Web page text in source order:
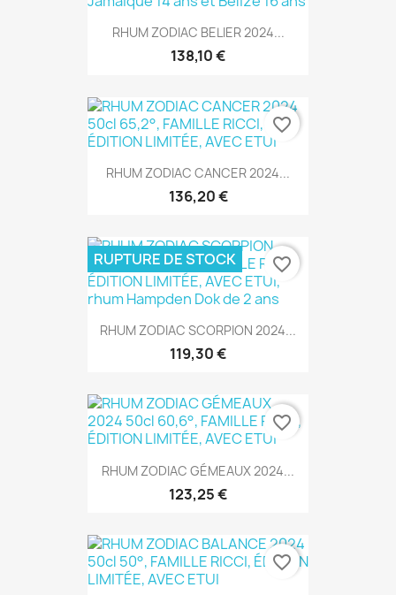
RHUM ZODIAC BELIER 2024...
138,10 €
RHUM ZODIAC CANCER 2024...
136,20 €
favorite_border
RHUM ZODIAC SCORPION 2024...
119,30 €
RUPTURE DE STOCK favorite_border
RHUM ZODIAC GÉMEAUX 2024...
123,25 €
favorite_border
favorite_border